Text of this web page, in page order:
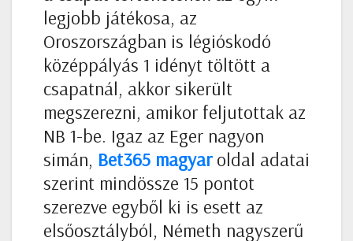
legjobb játékosa, az
Oroszországban is légióskodó
középpályás 1 idényt töltött a
csapatnál, akkor sikerült
megszerezni, amikor feljutottak az
NB 1-be. Igaz az Eger nagyon
simán, Bet365 magyaroldal adatai
szerint mindössze 15 pontot
szerezve egyből ki is esett az
elsőosztályból, Németh nagyszerű